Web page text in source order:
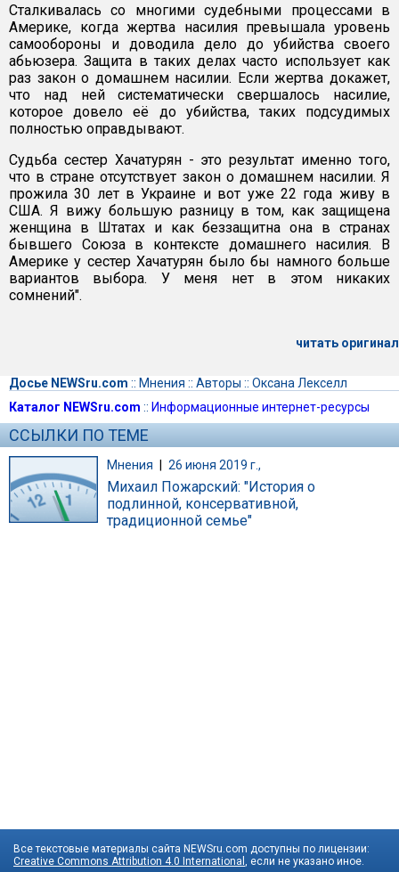
Сталкивалась со многими судебными процессами в
Америке, когда жертва насилия превышала уровень
самообороны и доводила дело до убийства своего
абьюзера. Защита в таких делах часто использует как
раз закон о домашнем насилии. Если жертва докажет,
что над ней систематически свершалось насилие,
которое довело её до убийства, таких подсудимых
полностью оправдывают.
Судьба сестер Хачатурян - это результат именно того,
что в стране отсутствует закон о домашнем насилии. Я
прожила 30 лет в Украине и вот уже 22 года живу в
США. Я вижу большую разницу в том, как защищена
женщина в Штатах и как беззащитна она в странах
бывшего Союза в контексте домашнего насилия. В
Америке у сестер Хачатурян было бы намного больше
вариантов выбора. У меня нет в этом никаких
сомнений".
читать оригинал
Досье NEWSru.com :: Мнения :: Авторы :: Оксана Лекселл
Каталог NEWSru.com :: Информационные интернет-ресурсы
ССЫЛКИ ПО ТЕМЕ
Мнения | 26 июня 2019 г.,
Михаил Пожарский: "История о
подлинной, консервативной,
традиционной семье"
Все текстовые материалы сайта NEWSru.com доступны по лицензии:
Creative Commons Attribution 4.0 International
, если не указано иное.